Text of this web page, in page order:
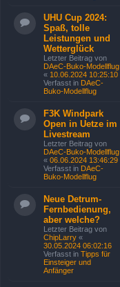
UHU Cup 2024:
Spaß, tolle
Leistungen und
Wetterglück
Letzter Beitrag von
DAeC-Buko-Modellflug
« 10.06.2024 10:25:10
Verfasst in DAeC-
Buko-Modellflug
F3K Windpark
Open in Uetze im
Livestream
Letzter Beitrag von
DAeC-Buko-Modellflug
« 06.06.2024 13:46:29
Verfasst in DAeC-
Buko-Modellflug
Neue Detrum-
Fernbedienung,
aber welche?
Letzter Beitrag von
ChipLarry «
30.05.2024 06:02:16
Verfasst in Tipps für
Einsteiger und
Anfänger